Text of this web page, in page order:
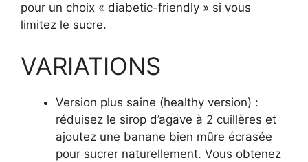
pour un choix « diabetic-friendly » si vous
limitez le sucre.
VARIATIONS
Version plus saine (healthy version) :
réduisez le sirop d’agave à 2 cuillères et
ajoutez une banane bien mûre écrasée
pour sucrer naturellement. Vous obtenez